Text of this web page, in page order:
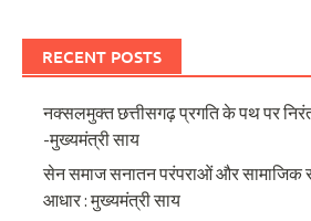
RECENT POSTS
नक्सलमुक्त छत्तीसगढ़ प्रगति के पथ पर
-मुख्यमंत्री साय
सेन समाज सनातन परंपराओं और सामाजिक
आधार : मुख्यमंत्री साय